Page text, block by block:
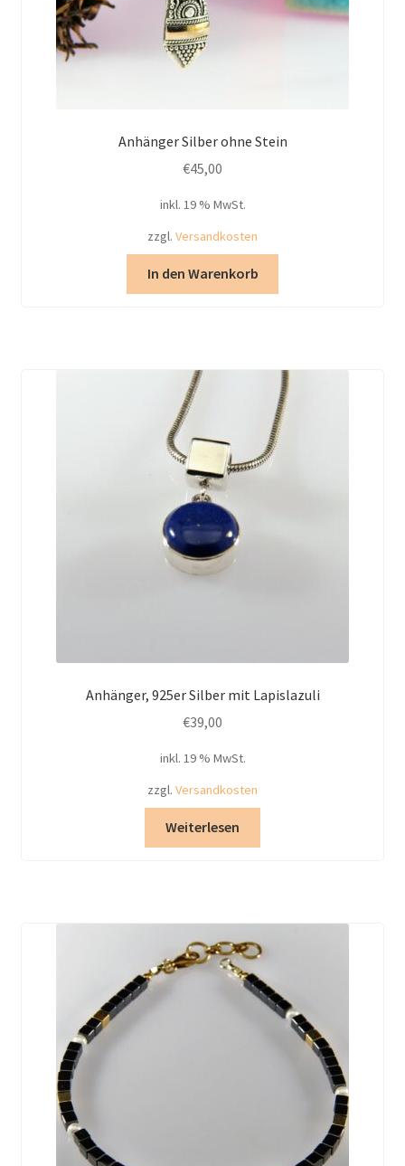
Anhänger Silber ohne Stein
€45,00
inkl. 19 % MwSt.
zzgl. Versandkosten
In den Warenkorb
Anhänger, 925er Silber mit Lapislazuli
€39,00
inkl. 19 % MwSt.
zzgl. Versandkosten
Weiterlesen